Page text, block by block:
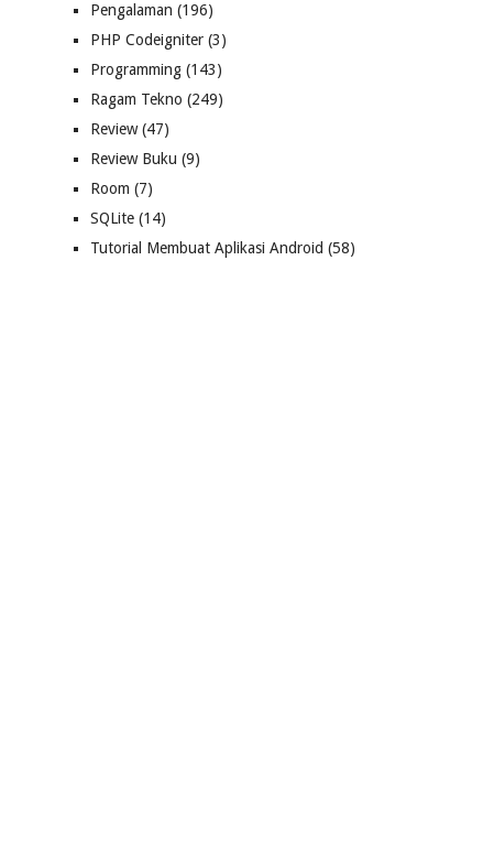
Pengalaman (196)
PHP Codeigniter (3)
Programming (143)
Ragam Tekno (249)
Review(47)
Review Buku (9)
Room (7)
SQLite (14)
Tutorial Membuat Aplikasi Android (58)